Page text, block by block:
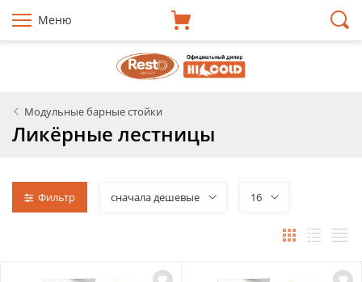
Меню
Модульные барные стойки
Ликёрные лестницы
Фильтр сначала дешевые 16